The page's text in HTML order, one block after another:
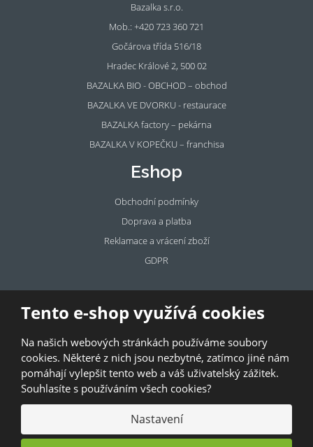
Tento e-shop využívá cookies
Na našich webových stránkách používáme soubory
cookies. Některé z nich jsou nezbytné, zatímco jiné nám
pomáhají vylepšit tento web a váš uživatelský zážitek.
Souhlasíte s používáním všech cookies?
Nastavení
Bazalka s.r.o.
Mob.: +420 723 360 721
Gočárova třída 516/18
Hradec Králové 2, 500 02
BAZALKA BIO - OBCHOD – obchod
BAZALKA VE DVORKU - restaurace
BAZALKA factory – pekárna
BAZALKA V KOPEČKU – franchisa
Eshop
Obchodní podmínky
Doprava a platba
Reklamace a vrácení zboží
GDPR
prostor
Pronajměte si prostory u BAZALKY!
© 2026, Bazalka s.r.o.
GDPR |Kontakty |Obchodní podmínky |Mapa stránek